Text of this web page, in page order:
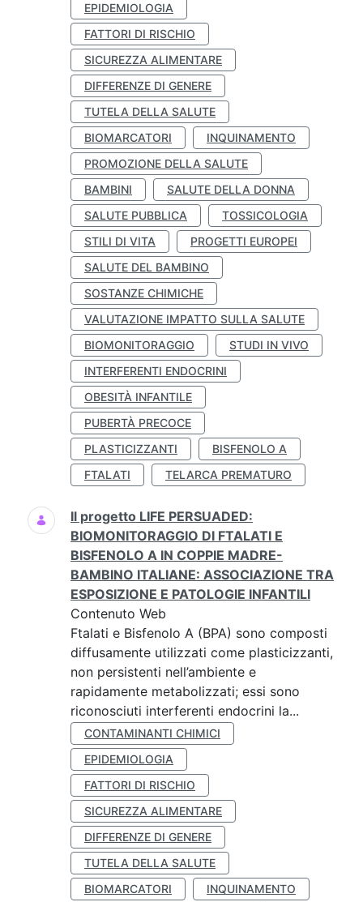
EPIDEMIOLOGIA
FATTORI DI RISCHIO
SICUREZZA ALIMENTARE
DIFFERENZE DI GENERE
TUTELA DELLA SALUTE
BIOMARCATORI
INQUINAMENTO
PROMOZIONE DELLA SALUTE
BAMBINI
SALUTE DELLA DONNA
SALUTE PUBBLICA
TOSSICOLOGIA
STILI DI VITA
PROGETTI EUROPEI
SALUTE DEL BAMBINO
SOSTANZE CHIMICHE
VALUTAZIONE IMPATTO SULLA SALUTE
BIOMONITORAGGIO
STUDI IN VIVO
INTERFERENTI ENDOCRINI
OBESITÀ INFANTILE
PUBERTÀ PRECOCE
PLASTICIZZANTI
BISFENOLO A
FTALATI
TELARCA PREMATURO
Il progetto LIFE PERSUADED:
BIOMONITORAGGIO DI FTALATI E
BISFENOLO A IN COPPIE MADRE-
BAMBINO ITALIANE: ASSOCIAZIONE TRA
ESPOSIZIONE E PATOLOGIE INFANTILI
Contenuto Web
Ftalati e Bisfenolo A (BPA) sono composti
diffusamente utilizzati come plasticizzanti,
non persistenti nell’ambiente e
rapidamente metabolizzati; essi sono
riconosciuti interferenti endocrini la...
CONTAMINANTI CHIMICI
EPIDEMIOLOGIA
FATTORI DI RISCHIO
SICUREZZA ALIMENTARE
DIFFERENZE DI GENERE
TUTELA DELLA SALUTE
BIOMARCATORI
INQUINAMENTO